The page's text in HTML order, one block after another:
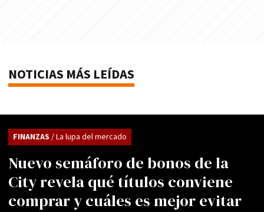
NOTICIAS MÁS LEÍDAS
Nuevo semáforo de bonos de la
City revela qué títulos conviene
comprar y cuáles es mejor evitar
FINANZAS / La lupa del mercado